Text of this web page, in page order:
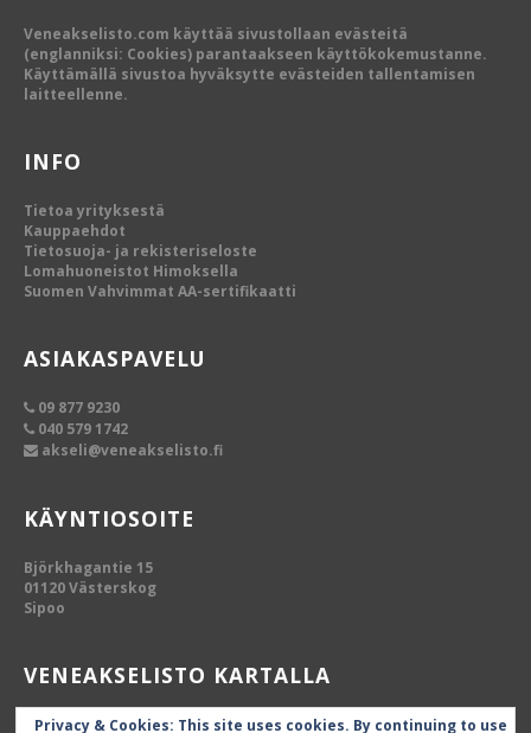
Veneakselisto.com käyttää sivustollaan evästeitä
(englanniksi: Cookies) parantaakseen käyttökokemustanne.
Käyttämällä sivustoa hyväksytte evästeiden tallentamisen
laitteellenne.
INFO
Tietoa yrityksestä
Kauppaehdot
Tietosuoja- ja rekisteriseloste
Lomahuoneistot Himoksella
Suomen Vahvimmat AA-sertifikaatti
ASIAKASPAVELU
09 877 9230
040 579 1742
akseli@veneakselisto.fi
KÄYNTIOSOITE
Björkhagantie 15
01120 Västerskog
Sipoo
VENEAKSELISTO KARTALLA
Privacy & Cookies: This site uses cookies. By continuing to use